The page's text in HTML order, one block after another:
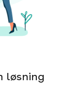
løsning